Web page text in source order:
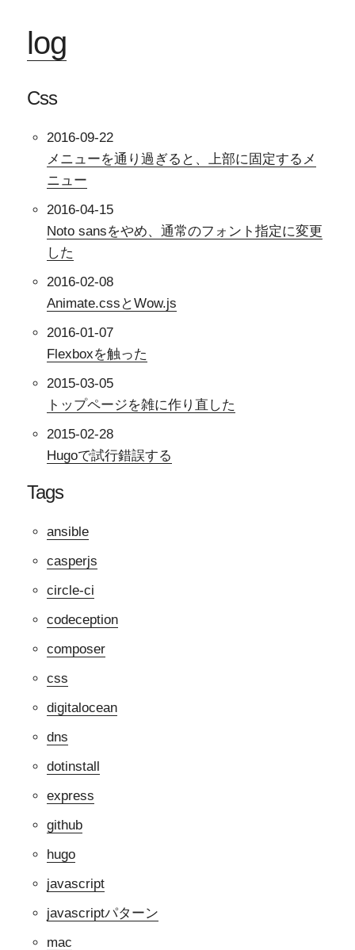
log
Css
2016-09-22
メニューを通り過ぎると、上部に固定するメ
ニュー
2016-04-15
Noto sansをやめ、通常のフォント指定に変更
した
2016-02-08
Animate.cssとWow.js
2016-01-07
Flexboxを触った
2015-03-05
トップページを雑に作り直した
2015-02-28
Hugoで試行錯誤する
Tags
ansible
casperjs
circle-ci
codeception
composer
css
digitalocean
dns
dotinstall
express
github
hugo
javascript
javascriptパターン
mac